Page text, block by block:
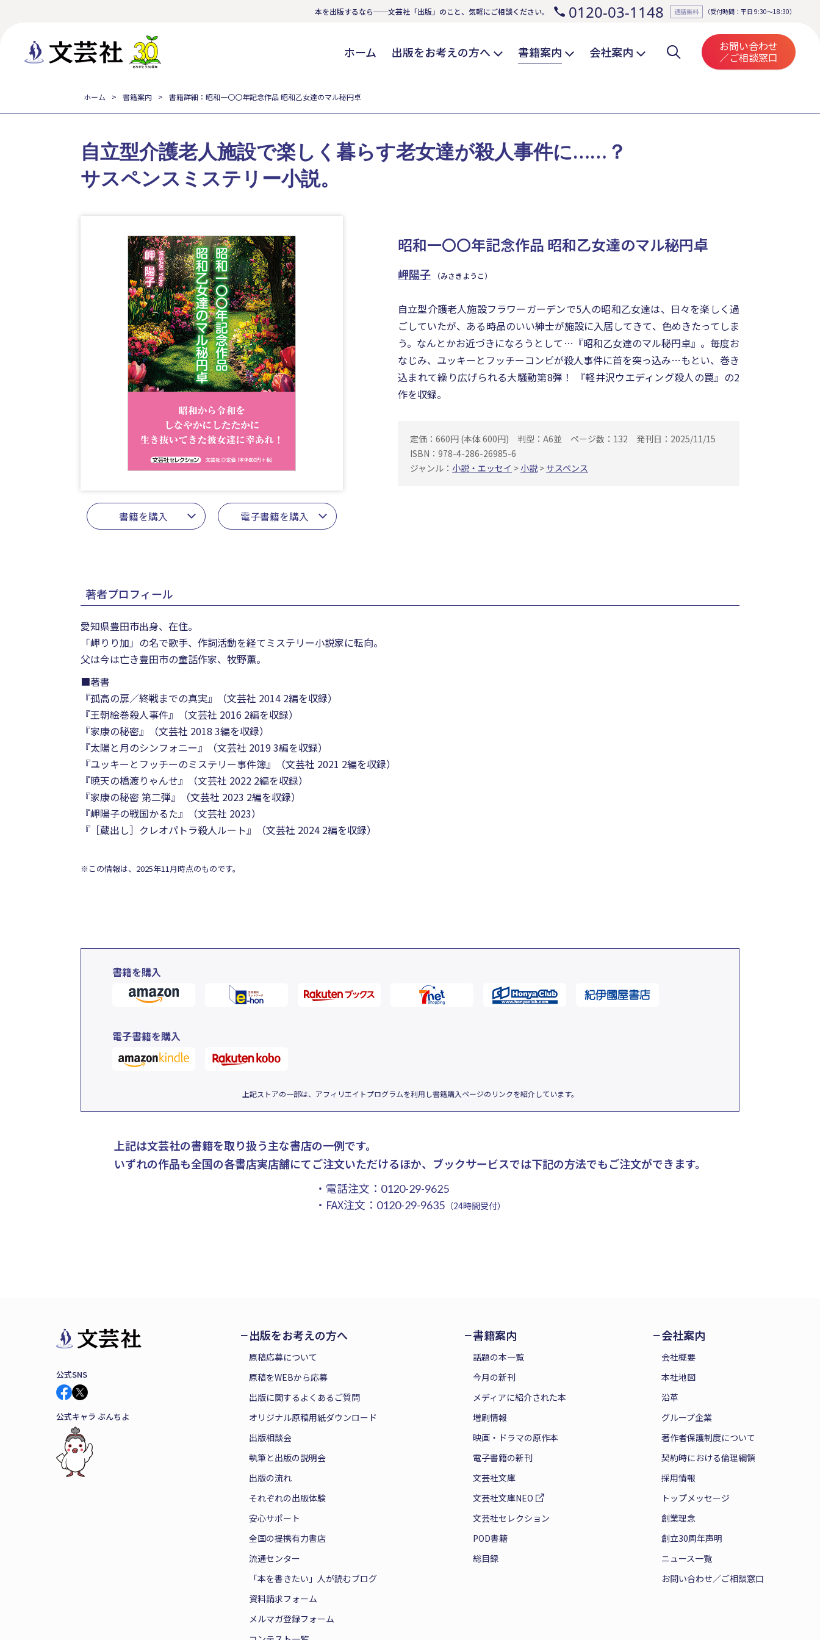
本を出版するなら──文芸社「出版」のこと、気軽にご相談ください。 0120-03-1148 通話無料 （受付時間：平日 9:30～18:30）
ホーム 出版をお考えの方へ 書籍案内 会社案内 お問い合わせ
／ご相談窓口
ホーム 書籍案内 書籍詳細：昭和一〇〇年記念作品 昭和乙女達のマル秘円卓
昭和一〇〇年記念作品 昭和乙女達のマル秘円卓
岬陽子 （みさきようこ）
書籍を購入 電子書籍を購入
自立型介護老人施設で楽しく暮らす老女達が殺人事件に……？
サスペンスミステリー小説。
自立型介護老人施設フラワーガーデンで5人の昭和乙女達は、日々を楽しく過
ごしていたが、ある時品のいい紳士が施設に入居してきて、色めきたってしま
う。なんとかお近づきになろうとして…『昭和乙女達のマル秘円卓』。毎度お
なじみ、ユッキーとフッチーコンビが殺人事件に首を突っ込み…もとい、巻き
込まれて繰り広げられる大騒動第8弾！ 『軽井沢ウエディング殺人の罠』の2
作を収録。
定価：660円 (本体 600円) 判型：A6並 ページ数：132
発刊日：2025/11/15
ISBN：978-4-286-26985-6
ジャンル： 小説・エッセイ > 小説 > サスペンス
著者プロフィール
愛知県豊田市出身、在住。
「岬りり加」の名で歌手、作詞活動を経てミステリー小説家に転向。
父は今は亡き豊田市の童話作家、牧野薫。
■著書
『孤高の扉／終戦までの真実』（文芸社 2014 2編を収録）
『王朝絵巻殺人事件』（文芸社 2016 2編を収録）
『家康の秘密』（文芸社 2018 3編を収録）
『太陽と月のシンフォニー』（文芸社 2019 3編を収録）
『ユッキーとフッチーのミステリー事件簿』（文芸社 2021 2編を収録）
『暁天の橋渡りゃんせ』（文芸社 2022 2編を収録）
『家康の秘密 第二弾』（文芸社 2023 2編を収録）
『岬陽子の戦国かるた』（文芸社 2023）
『［蔵出し］クレオパトラ殺人ルート』（文芸社 2024 2編を収録）
※この情報は、2025年11月時点のものです。
書籍を購入
電子書籍を購入
上記ストアの一部は、アフィリエイトプログラムを利用し書籍購入ページのリンクを紹介しています。
上記は文芸社の書籍を取り扱う主な書店の一例です。
いずれの作品も全国の各書店実店舗にてご注文いただけるほか、ブックサービスでは下記の方法でもご注文ができます。
・電話注文： 0120-29-9625
・FAX注文： 0120-29-9635（24時間受付）
公式SNS
公式キャラ ぶんちよ
出版をお考えの方へ
原稿応募について
原稿をWEBから応募
出版に関するよくあるご質問
オリジナル原稿用紙ダウンロード
出版相談会
執筆と出版の説明会
出版の流れ
それぞれの出版体験
安心サポート
全国の提携有力書店
流通センター
「本を書きたい」人が読むブログ
資料請求フォーム
メルマガ登録フォーム
書籍案内
話題の本一覧
今月の新刊
メディアに紹介された本
増刷情報
映画・ドラマの原作本
電子書籍の新刊
文芸社文庫
文芸社文庫NEO
文芸社セレクション
POD書籍
総目録
会社案内
会社概要
本社地図
沿革
グループ企業
著作者保護制度について
契約時における倫理綱領
採用情報
トップメッセージ
創業理念
創立30周年声明
ニュース一覧
お問い合わせ／ご相談窓口